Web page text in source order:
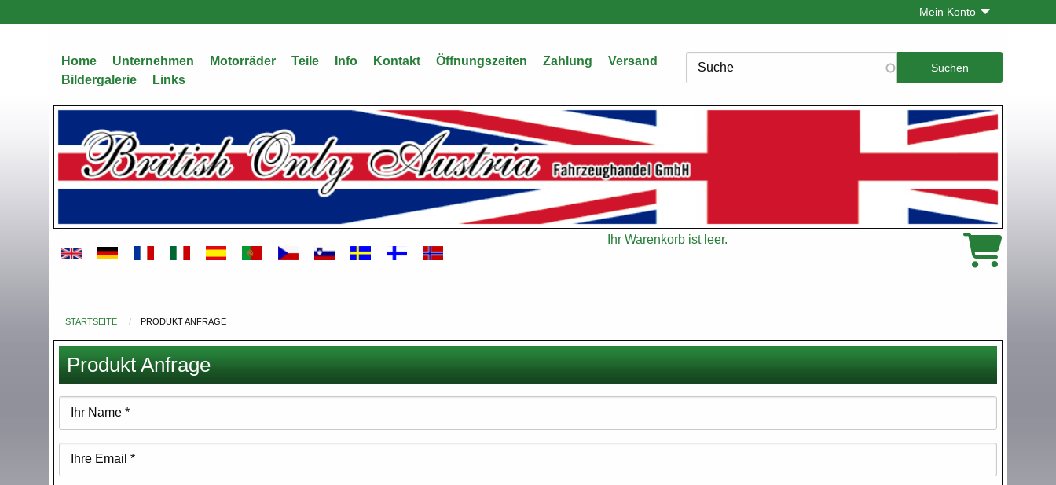
zum
Mein Konto
Home Unternehmen Motorräder Teile Info Kontakt Öffnungszeiten Zahlung
Versand
Bildergalerie
Links
Suche
Warenkorb
Ihr Warenkorb ist leer.
Du
bist
hier
STARTSEITE PRODUKT ANFRAGE
Produkt Anfrage
Ihr
Ihre